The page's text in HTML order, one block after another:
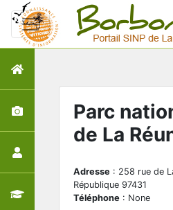
Parc
de La
Adresse : 258 rue de
République 97431
Téléphone : None